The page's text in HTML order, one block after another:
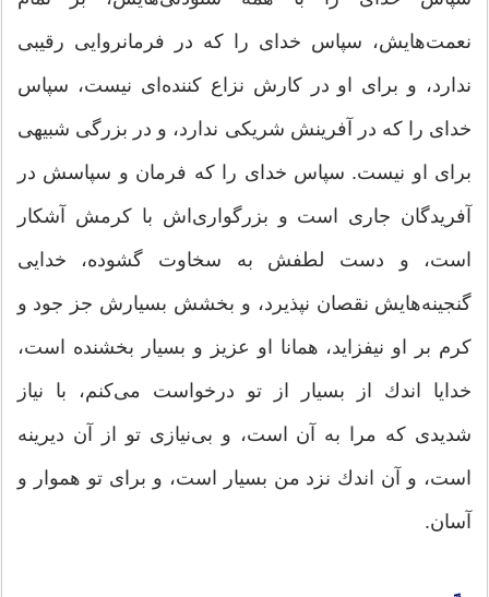
نعمت‌هایش، سپاس خدای را كه در فرمانروایی رقیبی
ندارد، و برای او در كارش نزاع كننده‌ای نیست، سپاس
خدای را كه در آفرینش شریكی ندارد، و در بزرگی شبیهی
برای او نیست. سپاس خدای را كه فرمان و سپاسش در
آفریدگان جاری است و بزرگواری‌اش با كرمش آشكار
است، و دست لطفش به سخاوت گشوده، خدایی
گنجینه‌هایش نقصان نپذیرد، و بخشش بسیارش جز جود و
كرم بر او نیفزاید، همانا او عزیز و بسیار بخشنده است،
خدایا اندك از بسیار از تو درخواست می‌كنم، با نیاز
شدیدی كه مرا به آن است، و بی‌نیازی تو از آن دیرینه
است، و آن اندك نزد من بسیار است، و برای تو هموار و
آسان.